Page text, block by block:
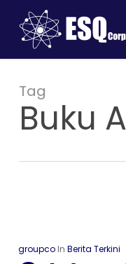
main
content
Tag
Buku
groupco In Berita Terkini